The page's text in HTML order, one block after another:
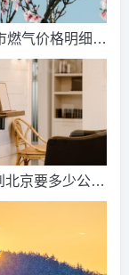
燃气价格明细？
然气费收费标
北京要多少公
路费、油钱？